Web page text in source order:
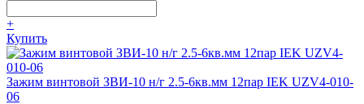
+
Купить
Зажим винтовой ЗВИ-10 н/г 2.5-6кв.мм 12пар IEK UZV4-010-
06